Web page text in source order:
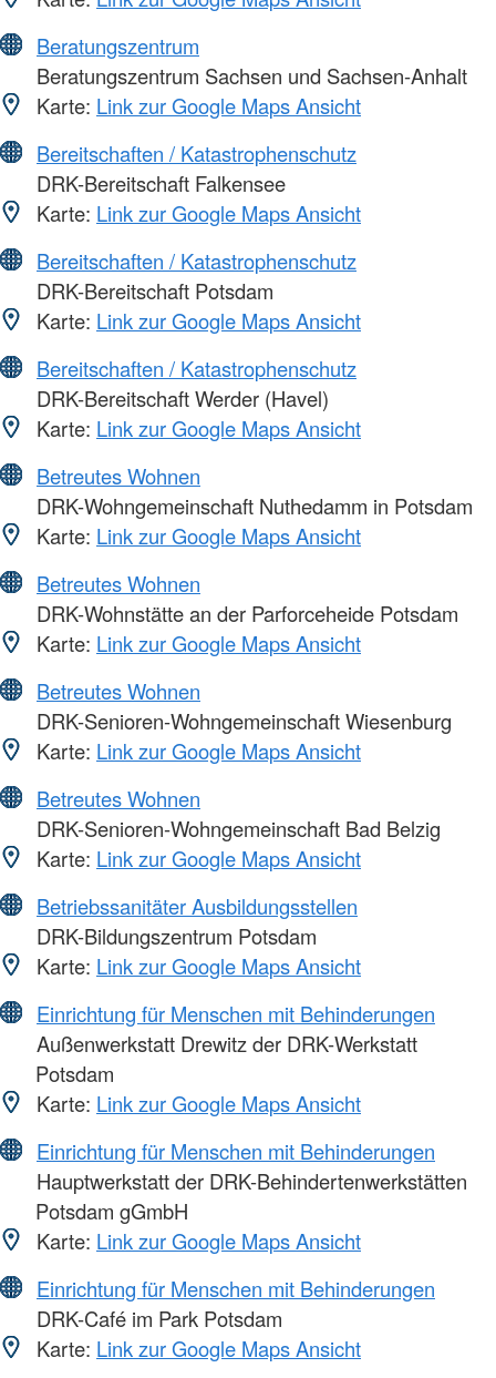
Beratungszentrum
Beratungszentrum Sachsen und Sachsen-Anhalt
Karte: Link zur Google Maps Ansicht
Bereitschaften / Katastrophenschutz
DRK-Bereitschaft Falkensee
Karte: Link zur Google Maps Ansicht
Bereitschaften / Katastrophenschutz
DRK-Bereitschaft Potsdam
Karte: Link zur Google Maps Ansicht
Bereitschaften / Katastrophenschutz
DRK-Bereitschaft Werder (Havel)
Karte: Link zur Google Maps Ansicht
Betreutes Wohnen
DRK-Wohngemeinschaft Nuthedamm in Potsdam
Karte: Link zur Google Maps Ansicht
Betreutes Wohnen
DRK-Wohnstätte an der Parforceheide Potsdam
Karte: Link zur Google Maps Ansicht
Betreutes Wohnen
DRK-Senioren-Wohngemeinschaft Wiesenburg
Karte: Link zur Google Maps Ansicht
Betreutes Wohnen
DRK-Senioren-Wohngemeinschaft Bad Belzig
Karte: Link zur Google Maps Ansicht
Betriebssanitäter Ausbildungsstellen
DRK-Bildungszentrum Potsdam
Karte: Link zur Google Maps Ansicht
Einrichtung für Menschen mit Behinderungen
Außenwerkstatt Drewitz der DRK-Werkstatt
Potsdam
Karte: Link zur Google Maps Ansicht
Einrichtung für Menschen mit Behinderungen
Hauptwerkstatt der DRK-Behindertenwerkstätten
Potsdam gGmbH
Karte: Link zur Google Maps Ansicht
Einrichtung für Menschen mit Behinderungen
DRK-Café im Park Potsdam
Karte: Link zur Google Maps Ansicht